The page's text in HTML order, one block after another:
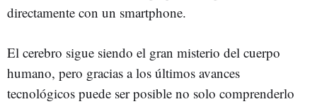
directamente con un smartphone.
El cerebro sigue siendo el gran misterio del cuerpo
humano, pero gracias a los últimos avances
tecnológicos puede ser posible no solo comprenderlo